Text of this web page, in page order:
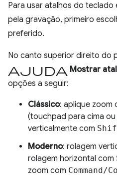
Para usar atalhos do teclado
pela gravação, primeiro
preferido.
No canto superior direito do
Ajuda Mostrar
opções a seguir:
Clássico: aplique zoom
(touchpad para cima
verticalmente com
Moderno: rolagem
rolagem horizontal com
zoom com Command/